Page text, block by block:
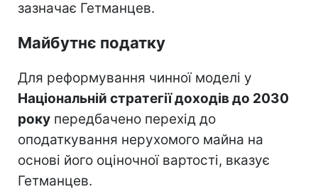
зазначає Гетманцев.
Майбутнє податку
Для реформування чинної моделі у
Національній стратегії доходів до 2030
року передбачено перехід до
оподаткування нерухомого майна на
основі його оціночної вартості, вказує
Гетманцев.